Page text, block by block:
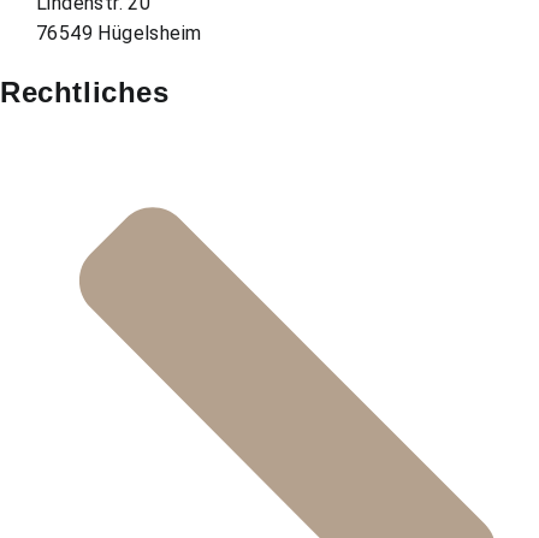
76549 Hügelsheim
Rechtliches